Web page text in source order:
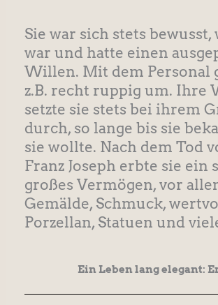
Sie war sich stets bewusst,
war und hatte einen
Willen. Mit dem Personal
z.B. recht ruppig um. Ihre
setzte sie stets bei ihrem
durch, so lange bis sie
sie wollte. Nach dem Tod
Franz Joseph erbte sie ein
großes Vermögen, vor
Gemälde, Schmuck,
Porzellan, Statuen und
Ein Leben lang elegant: